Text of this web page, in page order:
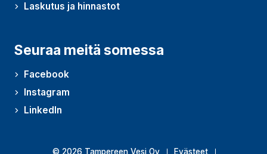
Laskutus ja hinnastot
Seuraa meitä somessa
Facebook
Instagram
LinkedIn
© 2026 Tampereen Vesi Oy Evästeet